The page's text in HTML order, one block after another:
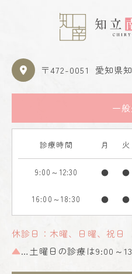
〒472-0051 愛知県
一
診療時間 月 火
9:00～12:30 ● ●
16:00～18:30 ● ●
休診日：木曜、日曜、祝日
▲…土曜日の診療は9:00～